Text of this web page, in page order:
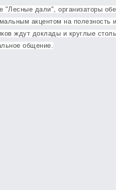
"Лесные дали", организаторы
акцентом на полезность и
ждут доклады и круглые
общение.